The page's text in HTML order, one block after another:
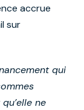
accrue
sur
qui
ne